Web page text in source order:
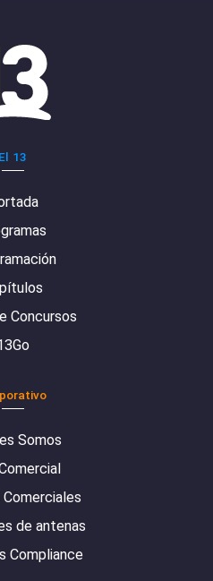
El 13
Concursos
Somos
de antenas
Compliance